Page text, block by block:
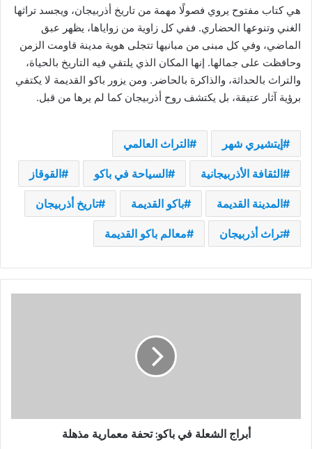
هي كتاب مفتوح يروي فصولًا مهمة من تاريخ أذربيجان، ويجسد تراثها
الغني وتنوعها الحضاري. ففي كل زاوية من زواياها، يظهر عبق
الماضي، وفي كل مبنى من مبانيها تتجلى هوية مدينة قاومت الزمن
وحافظت على جمالها. إنها المكان الذي يلتقي فيه التاريخ بالحياة،
والتراث بالحداثة، والذاكرة بالحاضر. ومن يزور باكو القديمة لا يكتفي
برؤية آثار عتيقة، بل يكتشف روح أذربيجان كما لم يرها من قبل.
إيتشيري شهر التراث العالمي
الثقافة الأذربيجانية السياحة في باكو القوقاز
المدينة القديمة باكو القديمة تاريخ أذربيجان
تراث أذربيجان معالم باكو القديمة
أبراج الشعلة في باكو: تحفة معمارية مذهلة